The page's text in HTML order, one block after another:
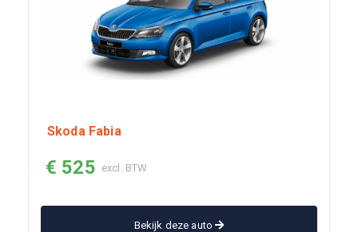
Skoda Fabia
€ 525 excl. BTW
Bekijk deze auto